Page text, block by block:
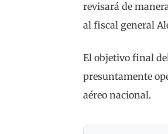
revisará de
al fiscal general
El objetivo final
presuntamente
aéreo nacional.